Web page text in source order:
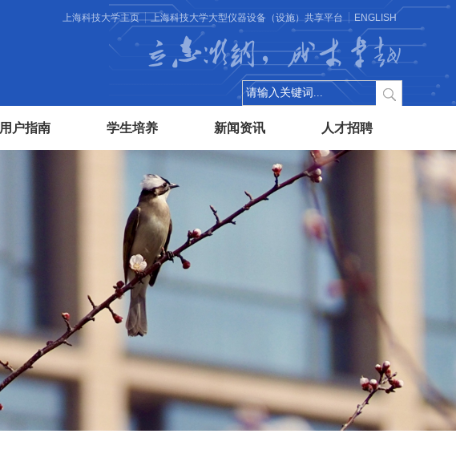
上海科技大学主页 上海科技大学大型仪器设备（设施）共享平台 ENGLISH
立志微纳，成才卓越
用户指南 学生培养 新闻资讯 人才招聘